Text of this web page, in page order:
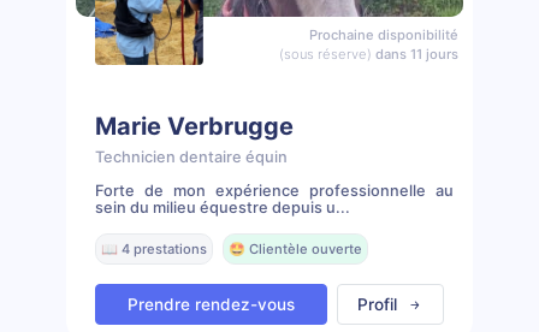
Prochaine disponibilité
(sous réserve) dans 11 jours
Marie Verbrugge
Technicien dentaire équin
Forte de mon expérience professionnelle au
sein du milieu équestre depuis u...
📖 4 prestations 🤩 Clientèle ouverte
Prendre rendez-vous Profil